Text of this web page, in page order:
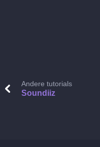
Andere tutorials
Soundiiz